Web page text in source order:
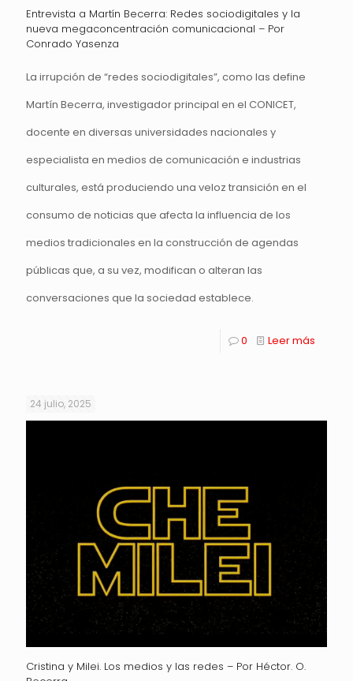
Entrevista a Martín Becerra: Redes sociodigitales y la
nueva megaconcentración comunicacional – Por
Conrado Yasenza
La irrupción de “redes sociodigitales”, como las define
Martín Becerra, investigador principal en el CONICET,
docente en diversas universidades nacionales y
especialista en medios de comunicación e industrias
culturales, está produciendo una veloz transición en el
consumo de noticias que afecta la influencia de los
medios tradicionales en la construcción de agendas
públicas que, a su vez, modifican o alteran las
conversaciones que la sociedad establece.
0 Leer más
24 julio, 2025
Cristina y Milei. Los medios y las redes – Por Héctor. O.